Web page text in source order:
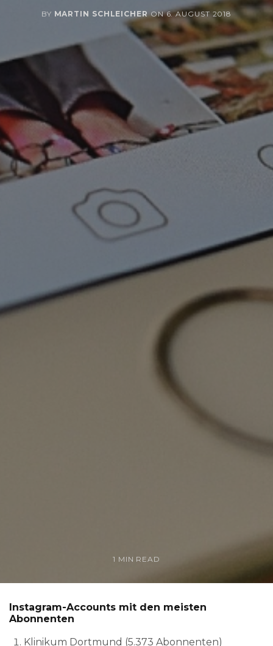
BY MARTIN SCHLEICHERON6. AUGUST 2018
1 MIN READ
Instagram-Accounts mit den meisten
Abonnenten
Klinikum Dortmund (5.373 Abonnenten)